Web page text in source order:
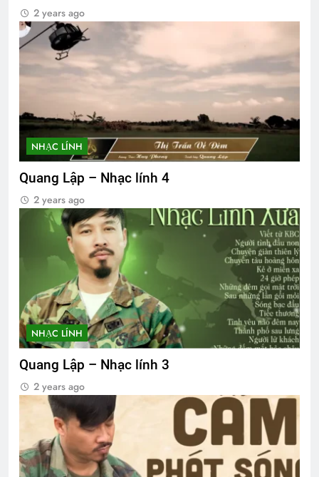
2 years ago
NHẠC LÍNH
Quang Lập – Nhạc lính 4
2 years ago
NHẠC LÍNH
Quang Lập – Nhạc lính 3
2 years ago